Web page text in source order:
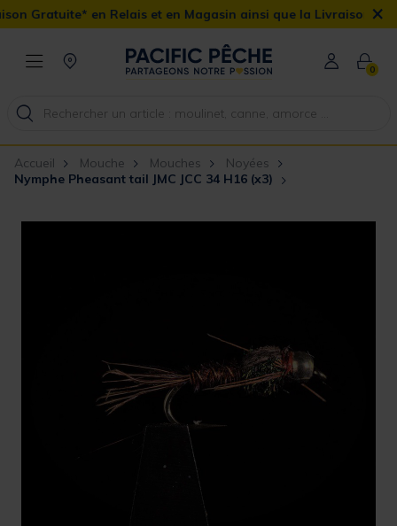
en Relais et en Magasin ainsi que la Livraison ×
0
Accueil Mouche Mouches
Noyées
Nymphe Pheasant tail JMC JCC 34 H16 (x3)